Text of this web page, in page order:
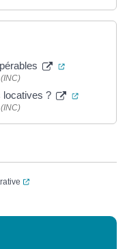
(ouverture
locatives ? (ouverture
(ouverture dans un
dans un nouvel onglet)